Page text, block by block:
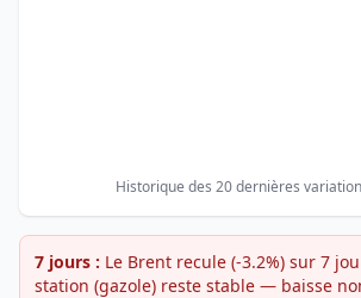
Historique des 20 dernières
7 jours : Le Brent recule (-3.2%) sur 7
station (gazole) reste stable — baisse